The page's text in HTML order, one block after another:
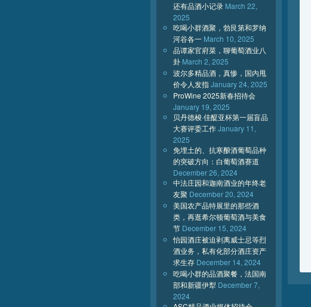
还有品酒小记录 March 22,
2025
吃喝小群酒聚，勃艮第和罗纳
河谷各一 March 10, 2025
品谭家官府菜，聊葡萄酒业八
卦 March 2, 2025
波尔多精品酒，真惨，国内甩
价令人发指January 24, 2025
ProWine 2025新春招待会
January 19, 2025
贝丹德梭·佳醍亚杯第一届盲品
大赛评委工作January 11,
2025
免埋土的、抗寒酿酒葡萄品种
的突破方向：白葡萄酒赛道
December 26, 2024
中法庄园和迦南酒业的年终老
友聚 December 20, 2024
美国农产品特展里的那些酒
类，再逛希尔顿葡萄酒与美食
节 December 15, 2024
怡园酒庄被迫剥离威士忌等烈
酒业务，私有化部分酒庄资产
求生存 December 14, 2024
吃喝小群的品酒聚餐，法国南
部和新疆伊犁 December 7,
2024